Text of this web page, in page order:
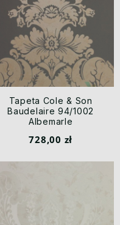
Tapeta Cole & Son
Baudelaire 94/1002
Albemarle
728,00 zł